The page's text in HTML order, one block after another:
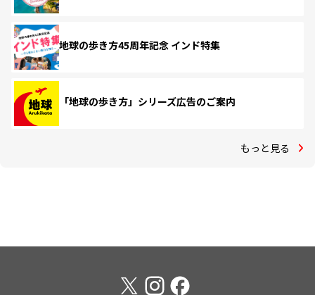
地球の歩き方45周年記念 インド特集
「地球の歩き方」シリーズ広告のご案内
もっと見る